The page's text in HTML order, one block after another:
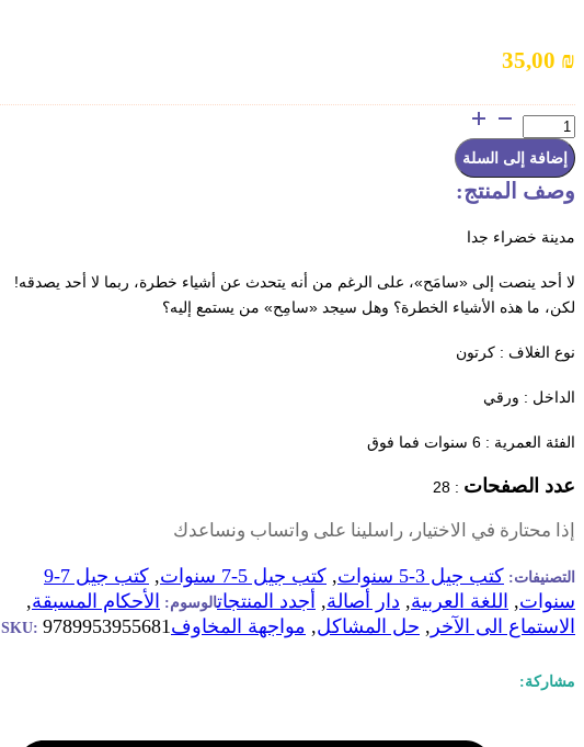
35,00 ₪
كمية
مدينة
خضراء
جداً
إضافة إلى السلة
وصف المنتج:
مدينة خضراء جدا
لا أحد ينصت إلى «سامَح»، على الرغم من أنه يتحدث عن أشياء خطرة، ربما لا أحد يصدقه!
لكن، ما هذه الأشياء الخطرة؟ وهل سيجد «سامِح» من يستمع إليه؟
نوع الغلاف : كرتون
الداخل : ورقي
الفئة العمرية : 6 سنوات فما فوق
عدد الصفحات :
28
إذا محتارة في الاختيار، راسلينا على واتساب ونساعدك
التصنيفات: كتب جيل 3-5 سنوات , كتب جيل 5-7 سنوات ,
كتب جيل 7-9
سنوات, اللغة العربية, دار أصالة, أجدد المنتجاتالوسوم: الأحكام المسبقة,
الاستماع الى الآخر , حل المشاكل, مواجهة المخاوف SKU: 9789953955681
مشاركة: